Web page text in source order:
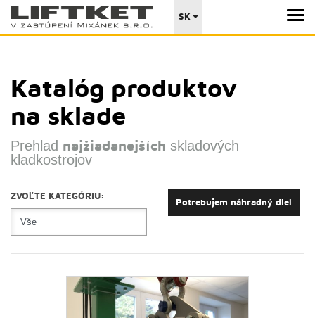
SK
Katalóg produktov
na sklade
Prehlad najžiadanejších skladových
kladkostrojov
ZVOĽTE KATEGÓRIU:
Potrebujem náhradný diel